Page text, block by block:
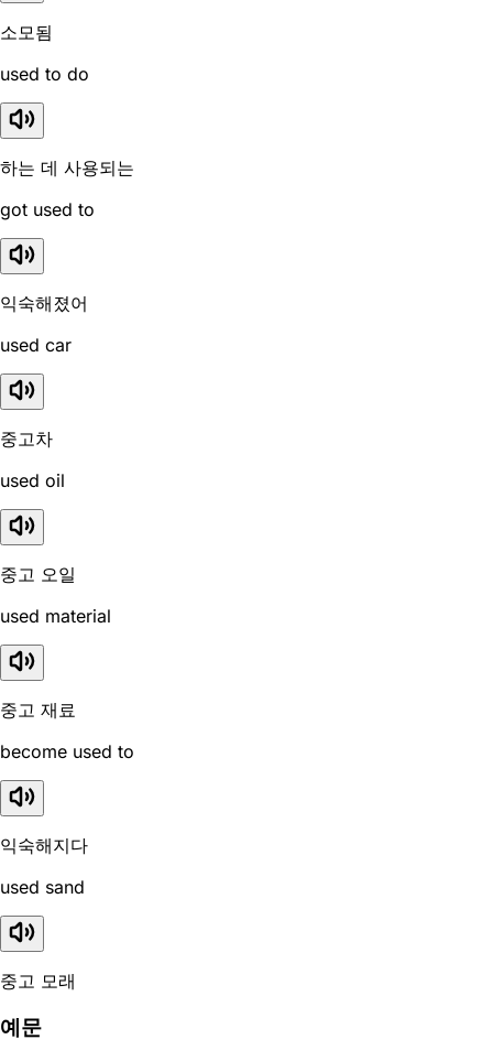
소모됨
used to do
하는 데 사용되는
got used to
익숙해졌어
used car
중고차
used oil
중고 오일
used material
중고 재료
become used to
익숙해지다
used sand
중고 모래
예문